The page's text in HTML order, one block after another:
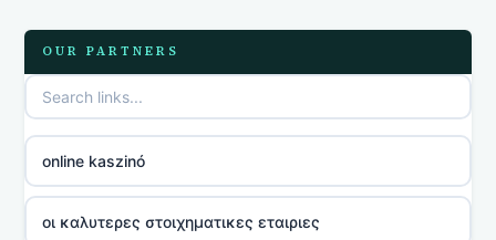
OUR PARTNERS
online kaszinó
οι καλυτερες στοιχηματικες εταιριες